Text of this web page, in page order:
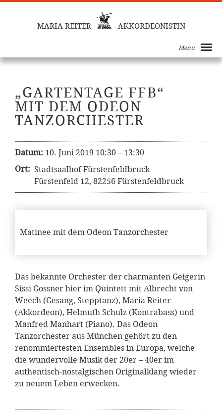
MARIA REITER AKKORDEONISTIN
Menu
„GARTENTAGE FFB“
MIT DEM ODEON
TANZORCHESTER
Datum: 10. Juni 2019 10:30 – 13:30
Ort: Stadtsaalhof Fürstenfeldbruck
Fürstenfeld 12, 82256 Fürstenfeldbruck
Matinee mit dem Odeon Tanzorchester
Das bekannte Orchester der charmanten Geigerin
Sissi Gossner hier im Quintett mit Albrecht von
Weech (Gesang, Stepptanz), Maria Reiter
(Akkordeon), Helmuth Schulz (Kontrabass) und
Manfred Manhart (Piano). Das Odeon
Tanzorchester aus München gehört zu den
renommiertesten Ensembles in Europa, welche
die wundervolle Musik der 20er – 40er im
authentisch-nostalgischen Originalklang wieder
zu neuem Leben erwecken.